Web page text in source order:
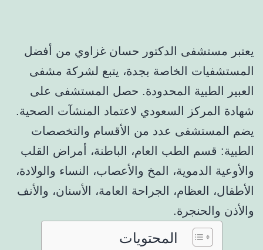
يعتبر مستشفى الدكتور حسان غزاوي من أفضل
المستشفيات الخاصة بجدة، يتبع لشركة مشفى
العبير الطبية المحدودة. حصل المستشفى على
شهادة المركز السعودي لاعتماد المنشآت الصحية.
يضم المستشفى عدد من الأقسام والتخصصات
الطبية: قسم الطب العام، الباطنة، أمراض القلب
والأوعية الدموية، المخ والأعصاب، النساء والولادة،
الأطفال، العظام، الجراحة العامة، الأسنان، والأنف
والأذن والحنجرة.
المحتويات